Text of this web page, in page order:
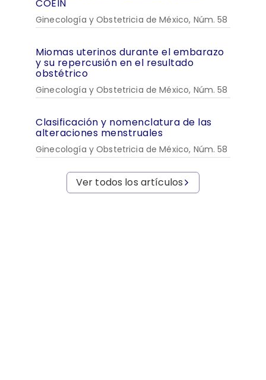
COEIN
Ginecología y Obstetricia de México, Núm. 58
Miomas uterinos durante el embarazo
y su repercusión en el resultado
obstétrico
Ginecología y Obstetricia de México, Núm. 58
Clasificación y nomenclatura de las
alteraciones menstruales
Ginecología y Obstetricia de México, Núm. 58
Ver todos los artículos